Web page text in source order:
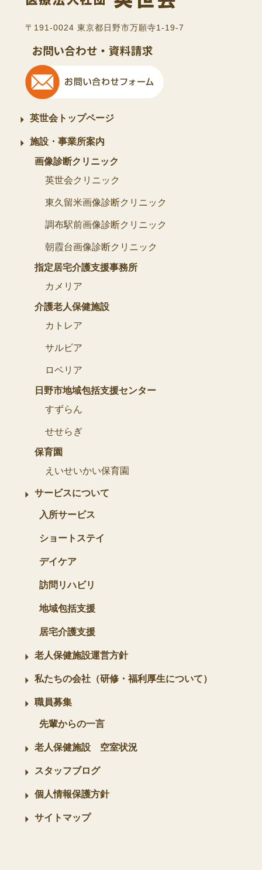
〒191-0024 東京都日野市万願寺1-19-7
英世会トップページ
施設・事業所案内
画像診断クリニック
英世会クリニック
東久留米画像診断クリニック
調布駅前画像診断クリニック
朝霞台画像診断クリニック
指定居宅介護支援事務所
カメリア
介護老人保健施設
カトレア
サルビア
ロベリア
日野市地域包括支援センター
すずらん
せせらぎ
保育園
えいせいかい保育園
サービスについて
入所サービス
ショートステイ
デイケア
訪問リハビリ
地域包括支援
居宅介護支援
老人保健施設運営方針
私たちの会社（研修・福利厚生について）
職員募集
先輩からの一言
老人保健施設 空室状況
スタッフブログ
個人情報保護方針
サイトマップ